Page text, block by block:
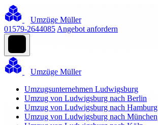
Umzüge Müller
01579-2644085 Angebot anfordern
Umzüge Müller
Umzugsunternehmen Ludwigsburg
Umzug von Ludwigsburg nach Berlin
Umzug von Ludwigsburg nach Hamburg
Umzug von Ludwigsburg nach München